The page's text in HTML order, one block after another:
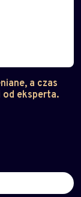
a czas
od eksperta.